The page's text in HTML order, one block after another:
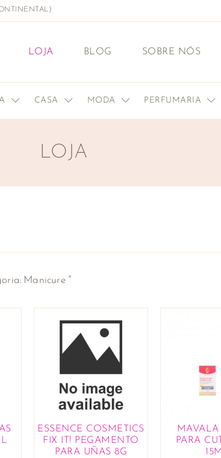
LOJA BLOG SOBRE NÓS
CASA MODA PERFUMARIA
LOJA
: Manicure ×
ESSENCE COSMETICS
FIX IT! PEGAMENTO
PARA UÑAS 8G
PARA